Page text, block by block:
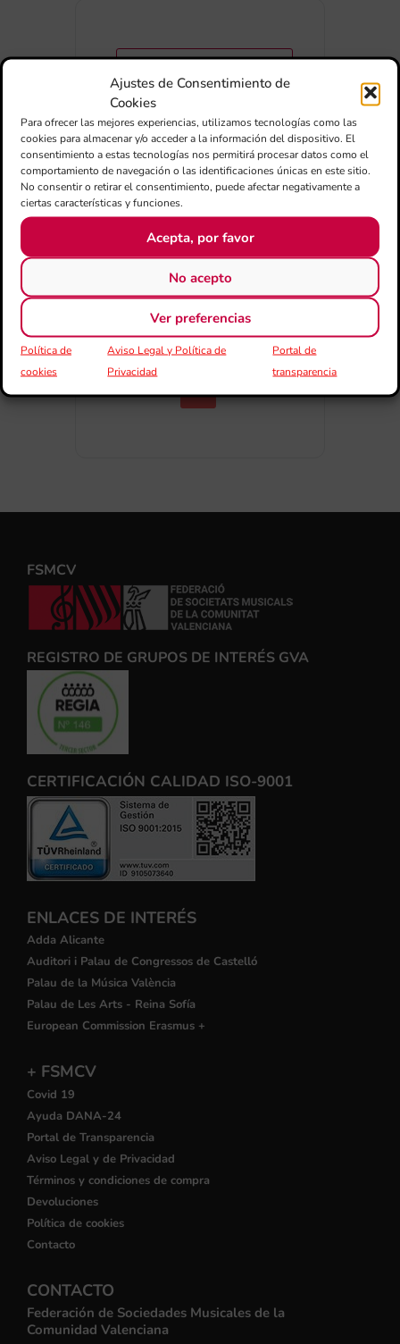
Ajustes de Consentimiento de
Cookies
Para ofrecer las mejores experiencias, utilizamos tecnologías como las
cookies para almacenar y/o acceder a la información del dispositivo. El
consentimiento a estas tecnologías nos permitirá procesar datos como el
comportamiento de navegación o las identificaciones únicas en este sitio.
No consentir o retirar el consentimiento, puede afectar negativamente a
ciertas características y funciones.
Acepta, por favor
No acepto
Ver preferencias
Política de
cookies
Aviso Legal y Política de
Privacidad
Portal de
transparencia
+ exportación iCal / Outlook
COMPARTIR ESTE EVENTO
FSMCV
REGISTRO DE GRUPOS DE INTERÉS GVA
CERTIFICACIÓN CALIDAD ISO-9001
ENLACES DE INTERÉS
Adda Alicante
Auditori i Palau de Congressos de Castelló
Palau de la Música València
Palau de Les Arts - Reina Sofía
European Commission Erasmus +
+ FSMCV
Covid 19
Ayuda DANA-24
Portal de Transparencia
Aviso Legal y de Privacidad
Términos y condiciones de compra
Devoluciones
Política de cookies
Contacto
CONTACTO
Federación de Sociedades Musicales de la
Comunidad Valenciana